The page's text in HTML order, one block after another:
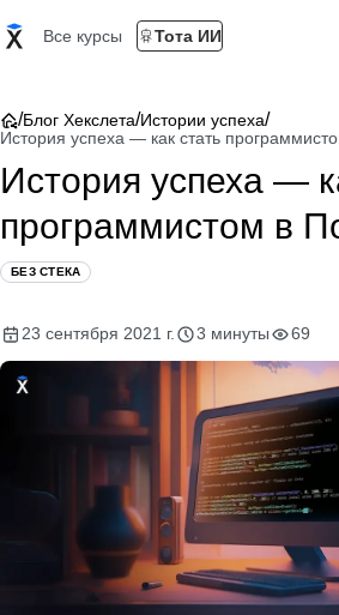
Все курсы Тота ИИ
/Блог Хекслета/Истории успеха/
История успеха — как стать
История успеха —
программистом в
БЕЗ СТЕКА
23 сентября 2021 г. 3 минуты 69